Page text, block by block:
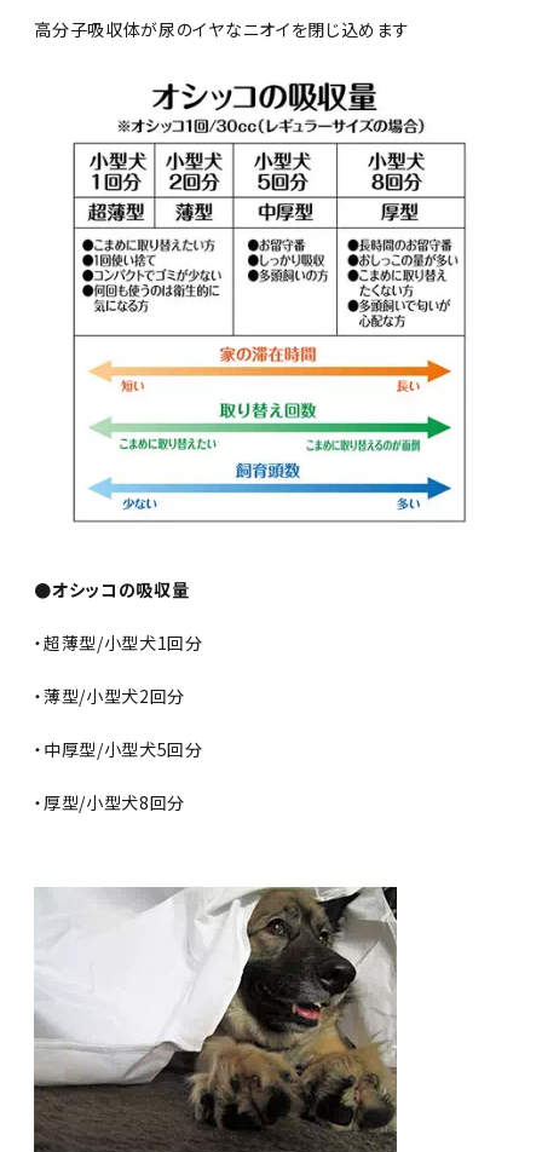
高分子吸収体が尿のイヤなニオイを閉じ込めます
●オシッコの吸収量
・超薄型/小型犬1回分
・薄型/小型犬2回分
・中厚型/小型犬5回分
・厚型/小型犬8回分